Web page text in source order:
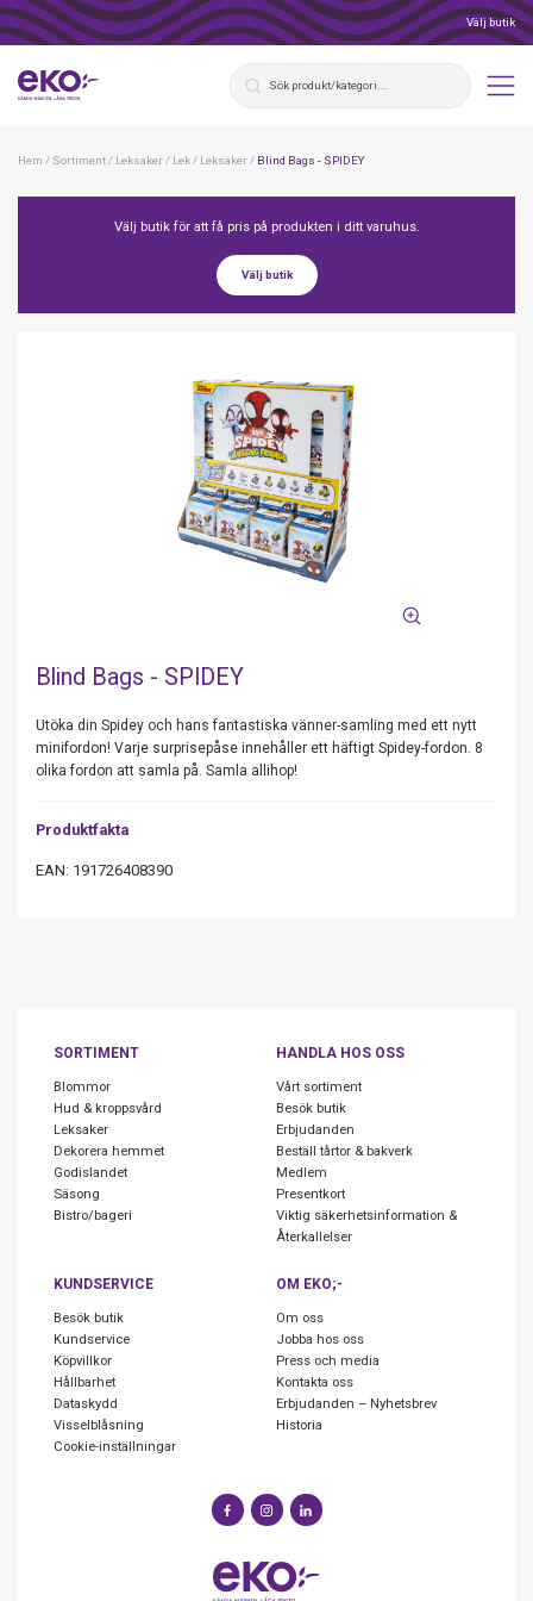
Välj butik
Hem / Sortiment/ Leksaker/ Lek/ Leksaker/ Blind Bags - SPIDEY
Välj butik för att få pris på produkten i ditt varuhus.
Välj butik
Blind Bags - SPIDEY
Utöka din Spidey och hans fantastiska vänner-samling med ett nytt
minifordon! Varje surprisepåse innehåller ett häftigt Spidey-fordon. 8
olika fordon att samla på. Samla allihop!
Produktfakta
EAN: 191726408390
SORTIMENT
Blommor
Hud & kroppsvård
Leksaker
Dekorera hemmet
Godislandet
Säsong
Bistro/bageri
HANDLA HOS OSS
Vårt sortiment
Besök butik
Erbjudanden
Beställ tårtor & bakverk
Medlem
Presentkort
Viktig säkerhetsinformation &
Återkallelser
KUNDSERVICE
Besök butik
Kundservice
Köpvillkor
Hållbarhet
Dataskydd
Visselblåsning
Cookie-inställningar
OM EKO;-
Om oss
Jobba hos oss
Press och media
Kontakta oss
Erbjudanden – Nyhetsbrev
Historia